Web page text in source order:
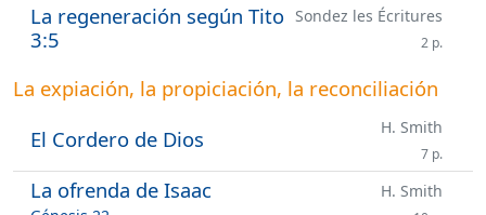
La regeneración según Tito
3:5
Sondez les Écritures
2 p.
La expiación, la propiciación, la reconciliación
El Cordero de Dios
H. Smith
7 p.
La ofrenda de Isaac H. Smith